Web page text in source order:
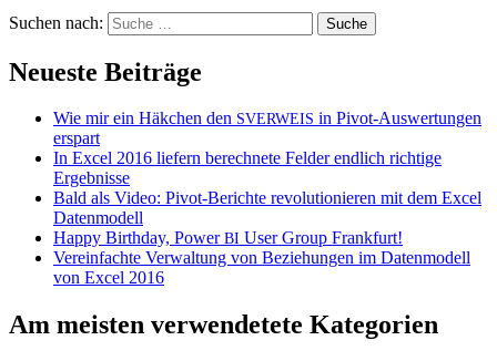
Suchen nach:
Neueste Beiträge
Wie mir ein Häkchen den SVERWEIS in Pivot-Auswertungen
erspart
In Excel 2016 liefern berechnete Felder endlich richtige
Ergebnisse
Bald als Video: Pivot-Berichte revolutionieren mit dem Excel
Datenmodell
Happy Birthday, PowerBI User Group Frankfurt!
Vereinfachte Verwaltung von Beziehungen im Datenmodell
von Excel 2016
Am meisten verwendetete Kategorien